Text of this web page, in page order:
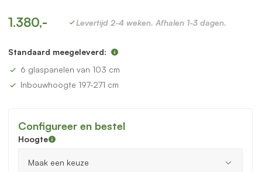
1.380,- Levertijd 2-4 weken. Afhalen 1-3 dagen.
Standaard meegeleverd:
6 glaspanelen van 103 cm
Inbouwhoogte 197-271 cm
Configureer en bestel
Hoogte